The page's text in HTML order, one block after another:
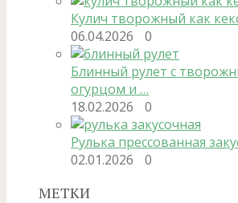
Кулич творожный как
06.04.2026
0
Блинный рулет с
огурцом и …
18.02.2026
0
Рулька прессованная
02.01.2026
0
МЕТКИ